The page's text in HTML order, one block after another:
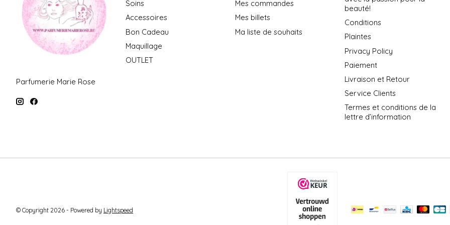
Parfumerie Marie Rose
Soins
Accessoires
Bon Cadeau
Maquillage
OUTLET
Mes commandes
Mes billets
Ma liste de souhaits
beauté!
Conditions
Plaintes
Privacy Policy
Paiement
Livraison et Retour
Service Clients
Termes et conditions de la
lettre d’information
© Copyright 2026 - Powered by Lightspeed